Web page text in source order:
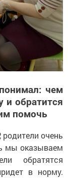
чем
и обратится
помочь
очень
мы оказываем
обратятся
в норму.